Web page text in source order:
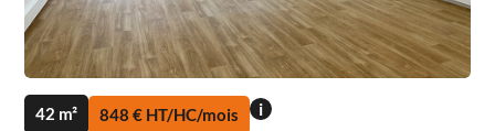
42 m² 848 € HT/HC/mois i